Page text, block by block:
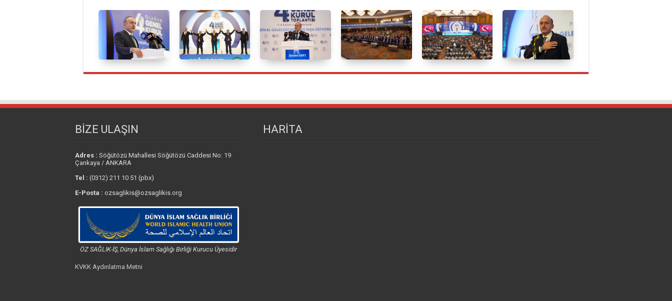
BİZE ULAŞIN
Adres : Söğütözü Mahallesi Söğütözü Caddesi No: 19
Çankaya / ANKARA
Tel : (0312) 211 10 51 (pbx)
E-Posta : ozsaglikis@ozsaglikis.org
ÖZ SAĞLIK-İŞ, Dünya İslam Sağlığı Birliği Kurucu Üyesidir
KVKK Aydınlatma Metni
HARİTA